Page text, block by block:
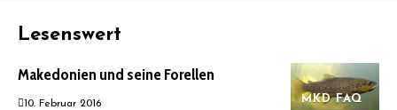
Lesenswert
MKD FAQ
Makedonien und seine Forellen
10. Februar 2016